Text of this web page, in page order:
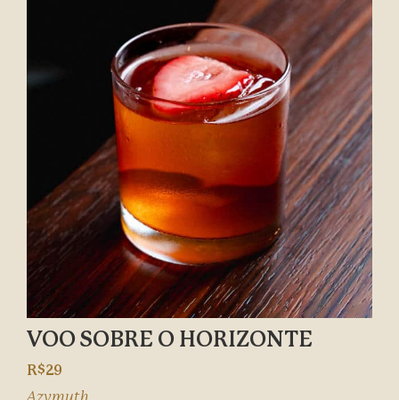
VOO SOBRE O HORIZONTE
R$29